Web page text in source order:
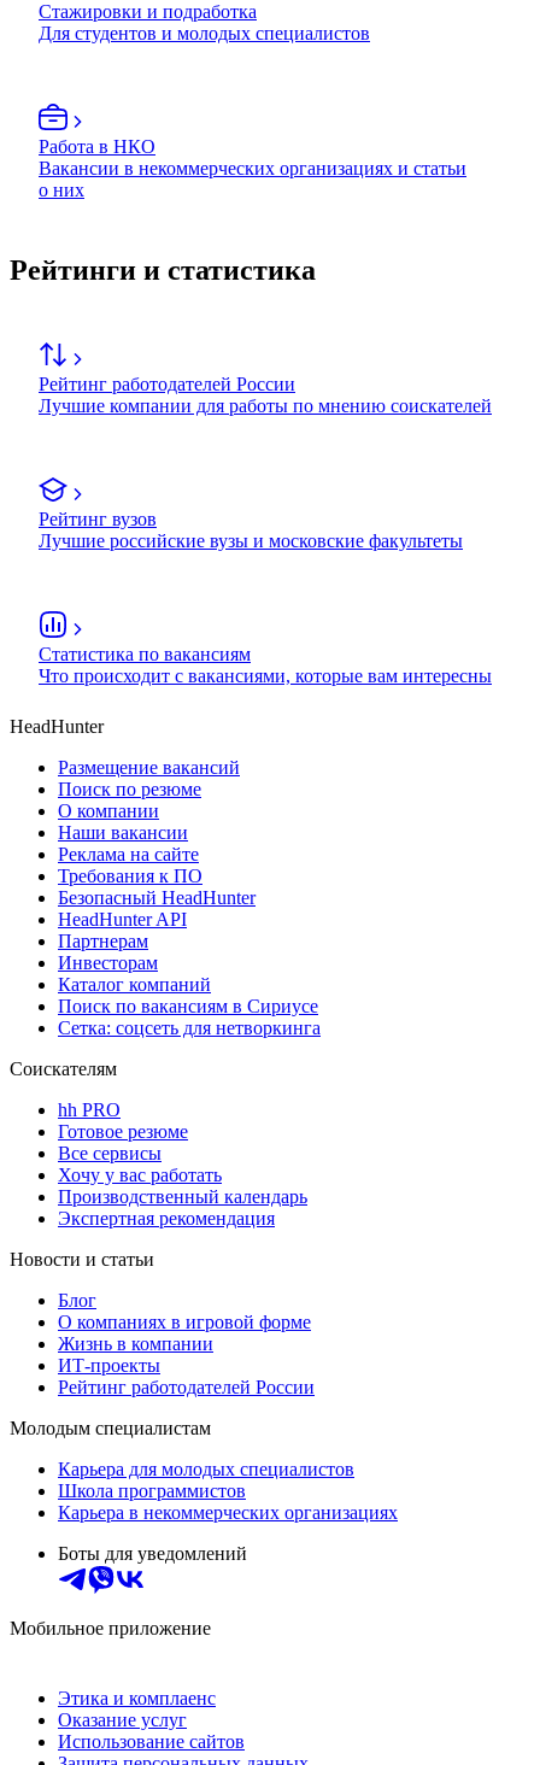
Стажировки и подработка
Для студентов и молодых специалистов
Работа в НКО
Вакансии в некоммерческих организациях и статьи
о них
Рейтинги и статистика
Рейтинг работодателей России
Лучшие компании для работы по мнению соискателей
Рейтинг вузов
Лучшие российские вузы и московские факультеты
Статистика по вакансиям
Что происходит с вакансиями, которые вам интересны
HeadHunter
Размещение вакансий
Поиск по резюме
О компании
Наши вакансии
Реклама на сайте
Требования к ПО
Безопасный HeadHunter
HeadHunter API
Партнерам
Инвесторам
Каталог компаний
Поиск по вакансиям в Сириусе
Сетка: соцсеть для нетворкинга
Соискателям
hh PRO
Готовое резюме
Все сервисы
Хочу у вас работать
Производственный календарь
Экспертная рекомендация
Новости и статьи
Блог
О компаниях в игровой форме
Жизнь в компании
ИТ-проекты
Рейтинг работодателей России
Молодым специалистам
Карьера для молодых специалистов
Школа программистов
Карьера в некоммерческих организациях
Боты для уведомлений
Мобильное приложение
Этика и комплаенс
Оказание услуг
Использование сайтов